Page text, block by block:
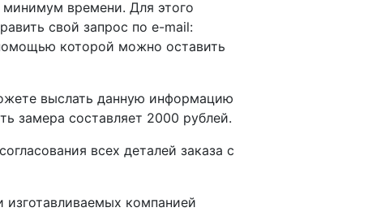
минимум времени. Для этого
свой запрос по e-mail:
которой можно оставить
выслать данную информацию
замера составляет 2000 рублей.
всех деталей заказа с
компанией